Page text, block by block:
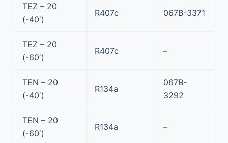
TEZ – 20
(-40′)
R407c 067B-3371
TEZ – 20
(-60′)
R407c –
TEN – 20
(-40′)
R134a
067B-
3292
TEN – 20
(-60′)
R134a –